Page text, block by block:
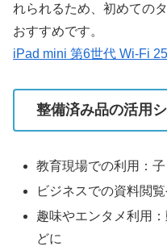
れられるため、初めての
おすすめです。
iPad mini 第6世代 Wi-Fi
整備済み品の活用
教育現場での利用：
ビジネスでの資料閲
趣味やエンタメ利用
どに